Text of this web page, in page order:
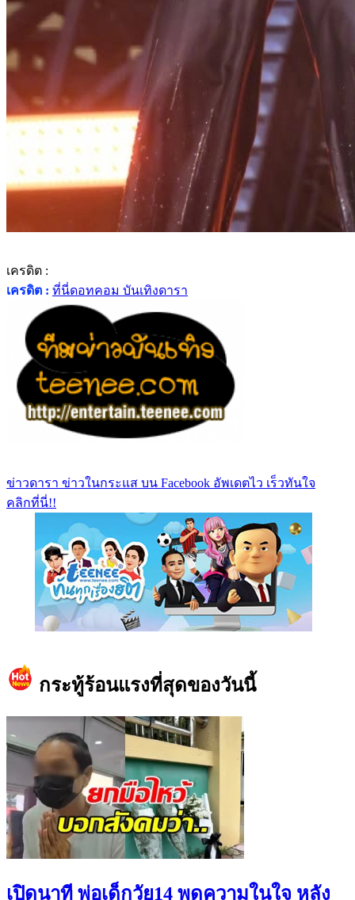
เครดิต :
เครดิต : ที่นี่ดอทคอม บันเทิงดารา
ข่าวดารา ข่าวในกระแส บน Facebook อัพเดตไว เร็วทันใจ
คลิกที่นี่!!
กระทู้ร้อนแรงที่สุดของวันนี้
เปิดนาที พ่อเด็กวัย14 พูดความในใจ หลัง